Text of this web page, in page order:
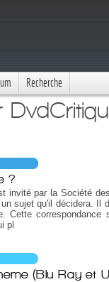
Recherche
?
invité par la Société
sujet qu'il décidera. Il
Cette
pl
(Blu Ray et